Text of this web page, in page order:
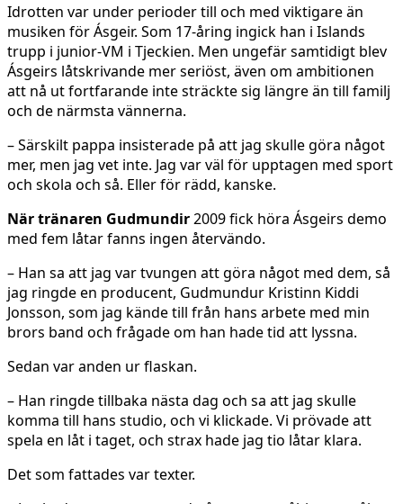
Idrotten var under perioder till och med viktigare än
musiken för Ásgeir. Som 17-åring ingick han i Islands
trupp i junior-VM i Tjeckien. Men ungefär samtidigt blev
Ásgeirs låtskrivande mer seriöst, även om ambitionen
att nå ut fortfarande inte sträckte sig längre än till familj
och de närmsta vännerna.
– Särskilt pappa insisterade på att jag skulle göra något
mer, men jag vet inte. Jag var väl för upptagen med sport
och skola och så. Eller för rädd, kanske.
När tränaren Gudmundir2009 fick höra Ásgeirs demo
med fem låtar fanns ingen återvändo.
– Han sa att jag var tvungen att göra något med dem, så
jag ringde en producent, Gudmundur Kristinn Kiddi
Jonsson, som jag kände till från hans arbete med min
brors band och frågade om han hade tid att lyssna.
Sedan var anden ur flaskan.
– Han ringde tillbaka nästa dag och sa att jag skulle
komma till hans studio, och vi klickade. Vi prövade att
spela en låt i taget, och strax hade jag tio låtar klara.
Det som fattades var texter.